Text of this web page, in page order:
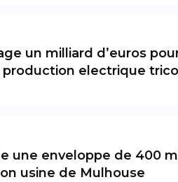
un milliard d’euros
production electrique
une enveloppe de 400
usine de Mulhouse